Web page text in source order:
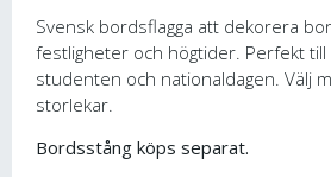
Svensk bordsflagga att dekorera
festligheter och högtider. Perfekt
studenten och nationaldagen. Välj
storlekar.
Bordsstång köps separat.